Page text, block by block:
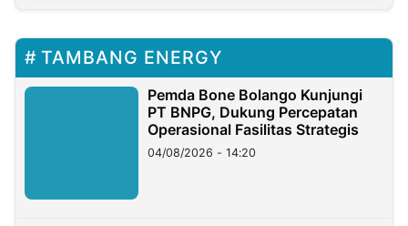
TAMBANG ENERGY
Pemda Bone Bolango Kunjungi
PT BNPG, Dukung Percepatan
Operasional Fasilitas Strategis
04/08/2026 - 14:20